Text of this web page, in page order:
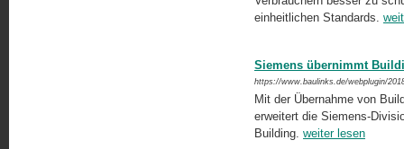
einheitlichen Standards.
Siemens übernimmt
https://www.baulinks.de/webplugin/
Mit der Übernahme von
erweitert die Siemens-
Building. weiter lesen